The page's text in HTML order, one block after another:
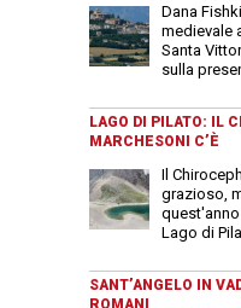
Dana
medievale
Santa
sulla
LAGO DI PILATO: IL
MARCHESONI C’È
Il
grazioso,
quest'anno
Lago di
SANT’ANGELO IN
ROMANI